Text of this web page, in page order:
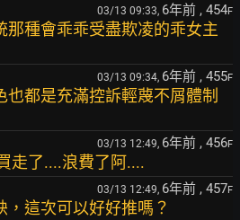
03/13 09:33, 6年前 , 454F
那種會乖乖受盡欺凌的乖女主
03/13 09:34, 6年前 , 455F
也都是充滿控訴輕蔑不屑體制
03/13 12:49, 6年前 , 456F
走了....浪費了阿....
03/13 12:49, 6年前 , 457F
，這次可以好好推嗎？